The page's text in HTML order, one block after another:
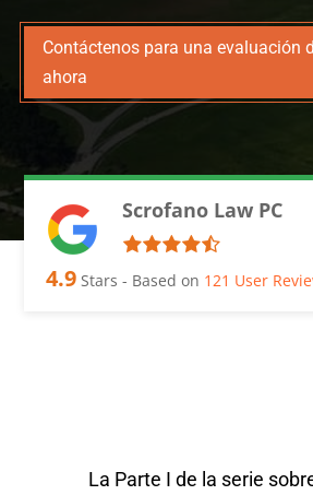
Contáctenos para una evaluación
ahora
Scrofano Law PC
4.9 Stars - Based on 121 User
La Parte I de la serie